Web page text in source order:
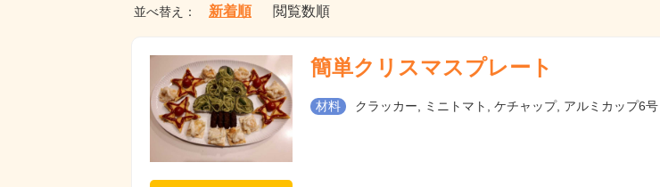
並べ替え： 新着順 閲覧数順
簡単クリスマスプレート
材料 クラッカー, ミニトマト, ケチャップ, アルミカップ6号